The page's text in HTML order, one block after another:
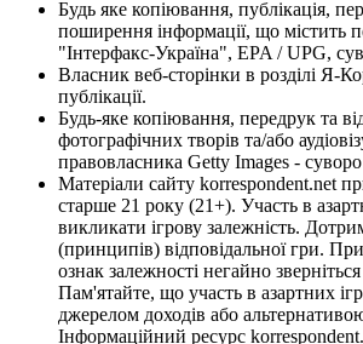
Будь яке копіювання, публікація,
поширення інформації, що містить
"Інтерфакс-Україна", EPA / UPG,
Власник веб-сторінки в розділі Я-
публікації.
Будь-яке копіювання, передрук та
фотографічних творів та/або
правовласника Getty Images - суворо
Матеріали сайту korrespondent.net
старше 21 року (21+). Участь в
викликати ігрову залежність.
(принципів) відповідальної гри.
ознак залежності негайно зверніться
Пам'ятайте, що участь в азартних
джерелом доходів або
Інформаційний ресурс